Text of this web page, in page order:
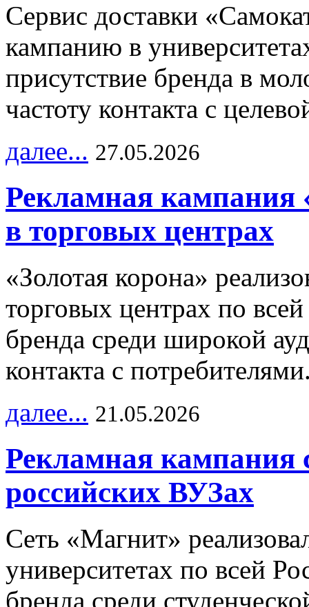
Сервис доставки
кампанию в
присутствие бренда в
частоту контакта с
далее... 27.05.2026
Рекламная кампания
в торговых центрах
«Золотая корона»
торговых центрах по
бренда среди широкой
контакта с
далее... 21.05.2026
Рекламная кампания
российских ВУЗах
Сеть «Магнит»
университетах по всей
бренда среди